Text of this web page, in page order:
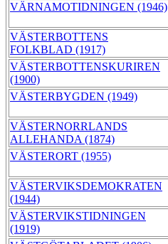
VÄRNAMOTIDNINGEN (1946)
VÄSTERBOTTENS
FOLKBLAD (1917)
VÄSTERBOTTENSKURIREN
(1900)
VÄSTERBYGDEN (1949)
VÄSTERNORRLANDS
ALLEHANDA (1874)
VÄSTERORT (1955)
VÄSTERVIKSDEMOKRATEN
(1944)
VÄSTERVIKSTIDNINGEN
(1919)